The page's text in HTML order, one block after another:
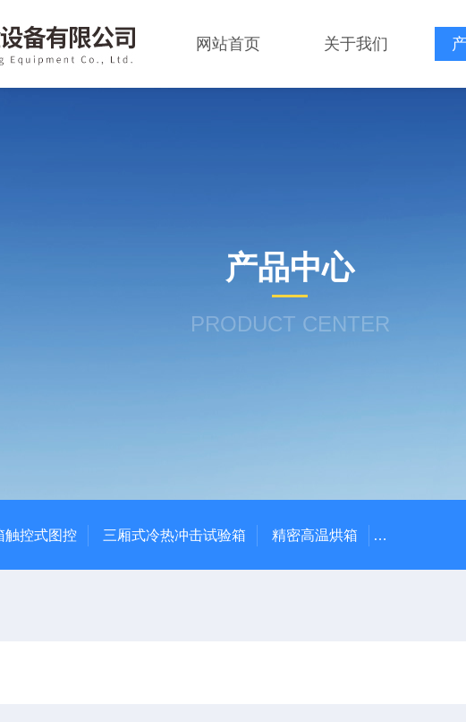
网站首页 关于我们
产品中心
PRODUCT CENTER
触控式图控 三厢式冷热冲击试验箱 精密高温烘箱 YTX-BIR步